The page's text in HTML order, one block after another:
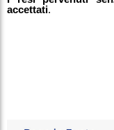
accettati.